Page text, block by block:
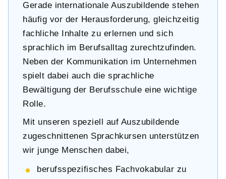
Gerade internationale Auszubildende stehen
häufig vor der Herausforderung, gleichzeitig
fachliche Inhalte zu erlernen und sich
sprachlich im Berufsalltag zurechtzufinden.
Neben der Kommunikation im Unternehmen
spielt dabei auch die sprachliche
Bewältigung der Berufsschule eine wichtige
Rolle.
Mit unseren speziell auf Auszubildende
zugeschnittenen Sprachkursen unterstützen
wir junge Menschen dabei,
berufsspezifisches Fachvokabular zu